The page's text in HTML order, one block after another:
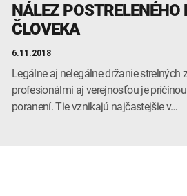
Lymská borelióza
NÁLEZ
ČLOVEKA
6.11.2018
Legálne aj nelegálne držanie
profesionálmi aj verejnosťou je
poranení. Tie vznikajú najčastejšie v…